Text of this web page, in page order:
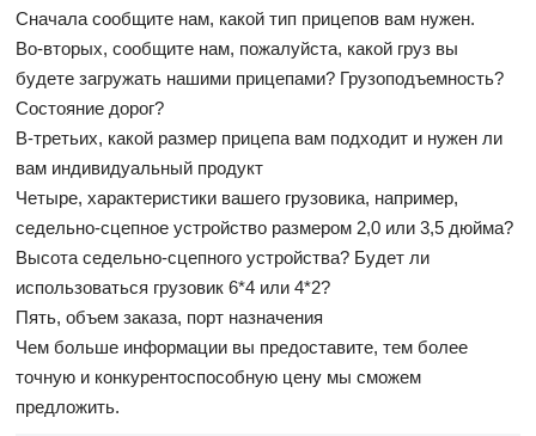
Сначала сообщите нам, какой тип прицепов вам нужен.
Во-вторых, сообщите нам, пожалуйста, какой груз вы
будете загружать нашими прицепами? Грузоподъемность?
Состояние дорог?
В-третьих, какой размер прицепа вам подходит и нужен ли
вам индивидуальный продукт
Четыре, характеристики вашего грузовика, например,
седельно-сцепное устройство размером 2,0 или 3,5 дюйма?
Высота седельно-сцепного устройства? Будет ли
использоваться грузовик 6*4 или 4*2?
Пять, объем заказа, порт назначения
Чем больше информации вы предоставите, тем более
точную и конкурентоспособную цену мы сможем
предложить.